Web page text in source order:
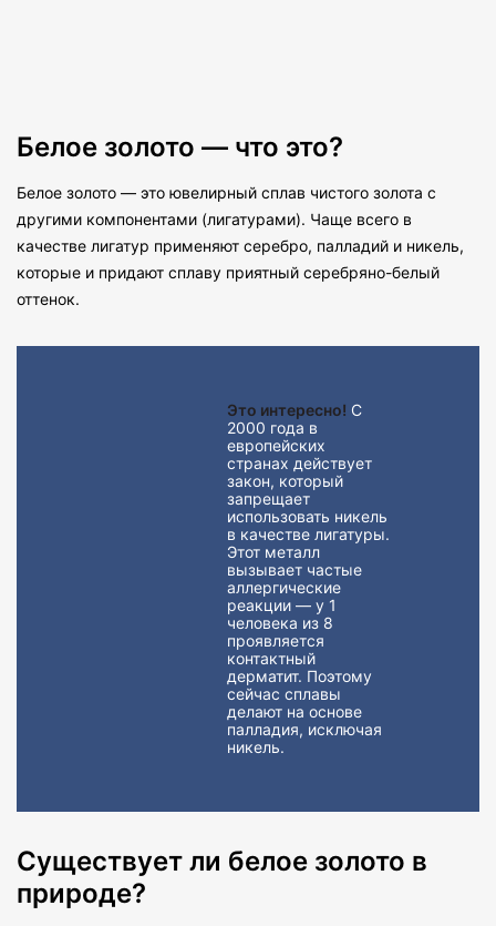
Белое золото — что это?
Белое золото — это ювелирный сплав чистого золота с
другими компонентами (лигатурами). Чаще всего в
качестве лигатур применяют серебро, палладий и никель,
которые и придают сплаву приятный серебряно-белый
оттенок.
Это интересно! С
2000 года в
европейских
странах действует
закон, который
запрещает
использовать никель
в качестве лигатуры.
Этот металл
вызывает частые
аллергические
реакции — у 1
человека из 8
проявляется
контактный
дерматит. Поэтому
сейчас сплавы
делают на основе
палладия, исключая
никель.
Существует ли белое золото в
природе?